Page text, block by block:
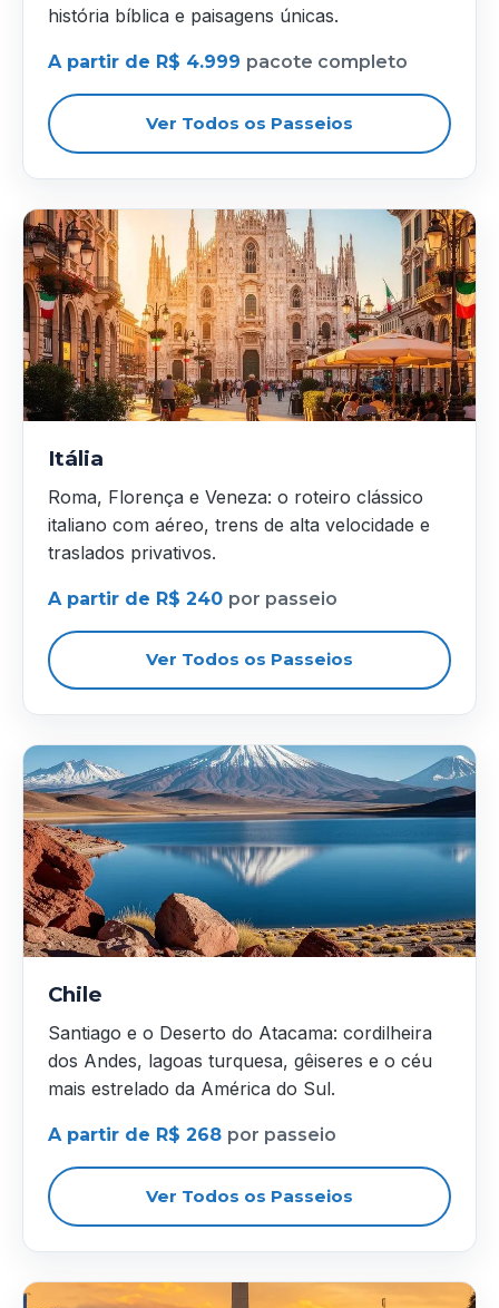
história bíblica e paisagens únicas.
A partir de R$ 4.999 pacote completo
Ver Todos os Passeios
Itália
Roma, Florença e Veneza: o roteiro clássico
italiano com aéreo, trens de alta velocidade e
traslados privativos.
A partir de R$ 240 por passeio
Ver Todos os Passeios
Chile
Santiago e o Deserto do Atacama: cordilheira
dos Andes, lagoas turquesa, gêiseres e o céu
mais estrelado da América do Sul.
A partir de R$ 268 por passeio
Ver Todos os Passeios